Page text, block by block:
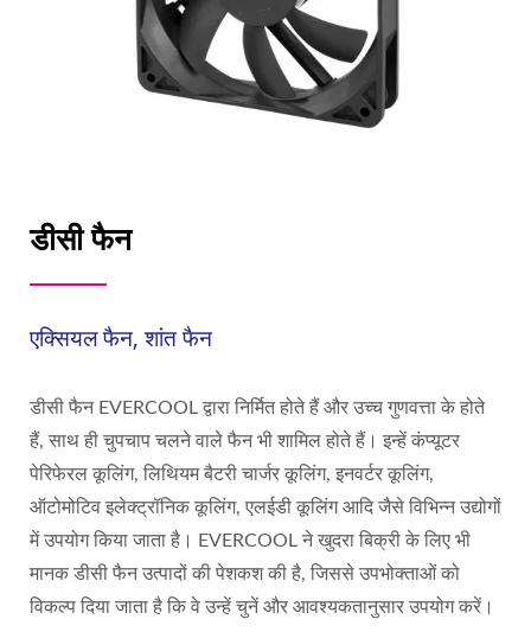
डीसी फैन
एक्सियल फैन, शांत फैन
डीसी फैन EVERCOOL द्वारा निर्मित होते हैं और उच्च गुणवत्ता के होते
हैं, साथ ही चुपचाप चलने वाले फैन भी शामिल होते हैं। इन्हें कंप्यूटर
पेरिफेरल कूलिंग, लिथियम बैटरी चार्जर कूलिंग, इनवर्टर कूलिंग,
ऑटोमोटिव इलेक्ट्रॉनिक कूलिंग, एलईडी कूलिंग आदि जैसे विभिन्न उद्योगों
में उपयोग किया जाता है। EVERCOOL ने खुदरा बिक्री के लिए भी
मानक डीसी फैन उत्पादों की पेशकश की है, जिससे उपभोक्ताओं को
विकल्प दिया जाता है कि वे उन्हें चुनें और आवश्यकतानुसार उपयोग करें।